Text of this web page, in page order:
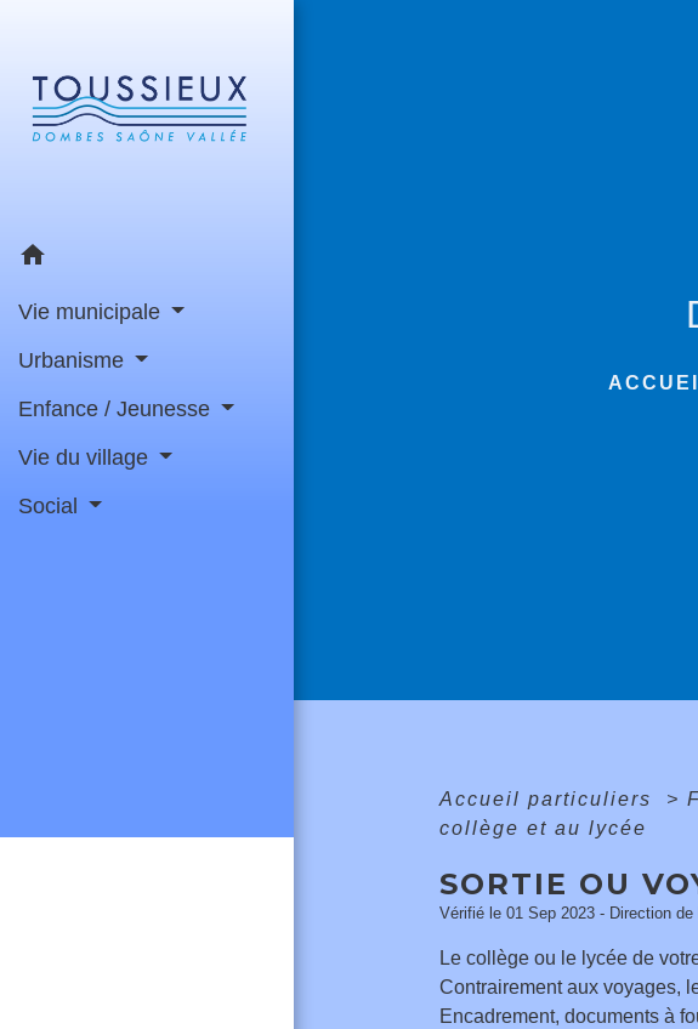
home
Vie municipale
Urbanisme
Enfance / Jeunesse
Vie du village
Social
Accueil particuliers >
collège et au lycée
SORTIE OU
Vérifié le 01 Sep 2023 - Direction
Le collège ou le lycée de
Contrairement aux voyages,
Encadrement, documents à